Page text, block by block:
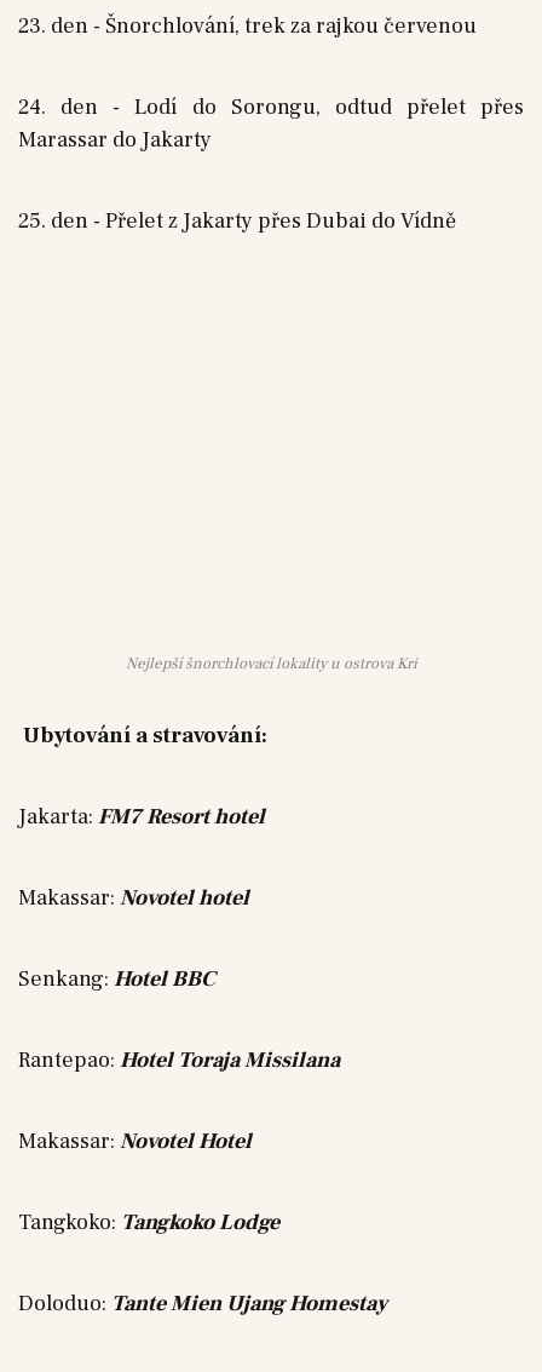
23. den - Šnorchlování, trek za rajkou červenou
24. den - Lodí do Sorongu, odtud přelet přes
Marassar do Jakarty
25. den - Přelet z Jakarty přes Dubai do Vídně
Nejlepší šnorchlovací lokality u ostrova Kri
Ubytování a stravování:
Jakarta: FM7 Resort hotel
Makassar: Novotel hotel
Senkang: Hotel BBC
Rantepao: Hotel Toraja Missilana
Makassar: Novotel Hotel
Tangkoko: Tangkoko Lodge
Doloduo: Tante Mien Ujang Homestay